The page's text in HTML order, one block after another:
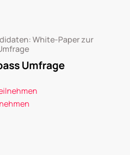
White-Paper zur
Umfrage